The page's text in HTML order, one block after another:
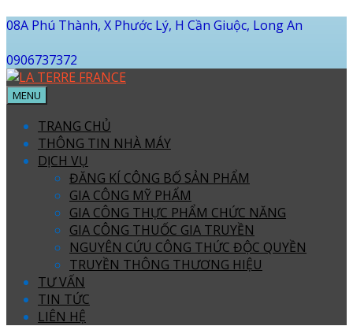
08A Phú Thành, X Phước Lý, H Cần Giuộc, Long An
0906737372
MENU
TRANG CHỦ
THÔNG TIN NHÀ MÁY
DỊCH VỤ
ĐĂNG KÍ CÔNG BỐ SẢN PHẨM
GIA CÔNG MỸ PHẨM
GIA CÔNG THỰC PHẨM CHỨC NĂNG
GIA CÔNG THUỐC GIA TRUYỀN
NGUYÊN CỨU CÔNG THỨC ĐỘC QUYỀN
TRUYỀN THÔNG THƯƠNG HIỆU
TƯ VẤN
TIN TỨC
LIÊN HỆ